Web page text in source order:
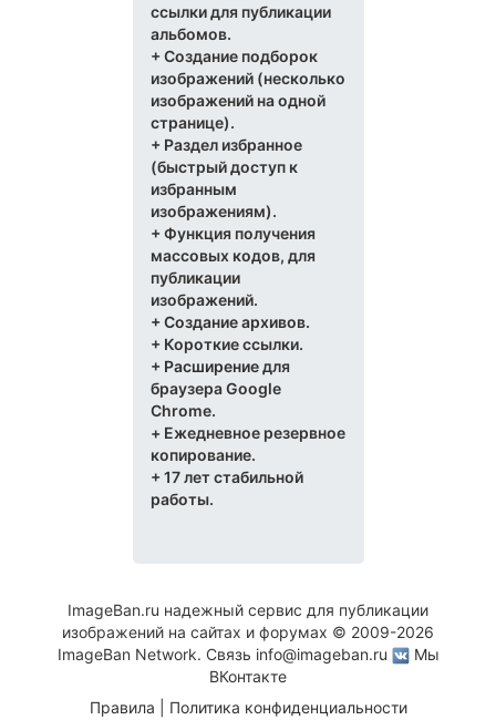
ссылки для публикации
альбомов.
+ Создание подборок
изображений (несколько
изображений на одной
странице).
+ Раздел избранное
(быстрый доступ к
избранным
изображениям).
+ Функция получения
массовых кодов, для
публикации
изображений.
+ Создание архивов.
+ Короткие ссылки.
+ Расширениедля
браузера Google
Chrome.
+ Ежедневное резервное
копирование.
+ 17 лет стабильной
работы.
ImageBan.ru надежный сервис для публикации
изображений на сайтах и форумах © 2009-2026
ImageBan Network. Связь info@imageban.ru
Мы
ВКонтакте
Правила
Политика конфиденциальности